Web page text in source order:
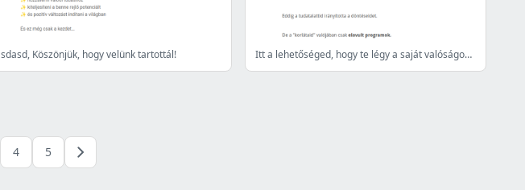
sdasd, Köszönjük, hogy velünk tartottál! Itt a lehetőséged, hogy te légy a saját valóságod teremtője!
4 5